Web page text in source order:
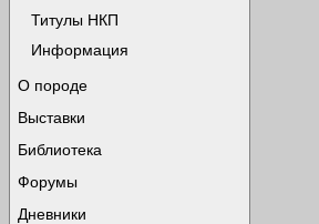
Титулы НКП
Информация
О породе
Выставки
Библиотека
Форумы
Дневники